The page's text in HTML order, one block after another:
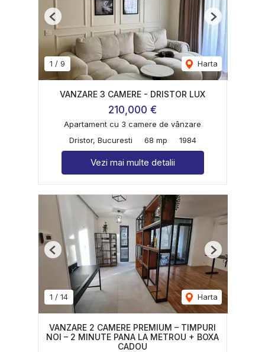
1 / 9 Harta
Previous Next
VANZARE 3 CAMERE - DRISTOR LUX
210,000 €
Apartament cu 3 camere de vânzare
Dristor, Bucuresti
68 mp 1984
Vezi mai multe detalii
1 / 14 Harta
Previous Next
VANZARE 2 CAMERE PREMIUM – TIMPURI
NOI – 2 MINUTE PANA LA METROU + BOXA
CADOU